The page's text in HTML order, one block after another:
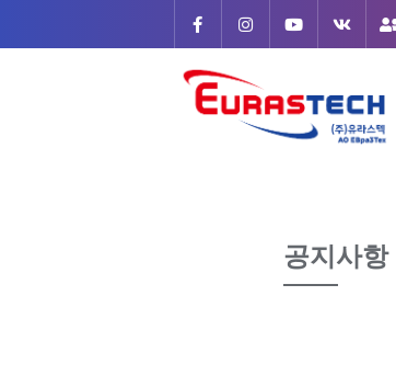
공지사항